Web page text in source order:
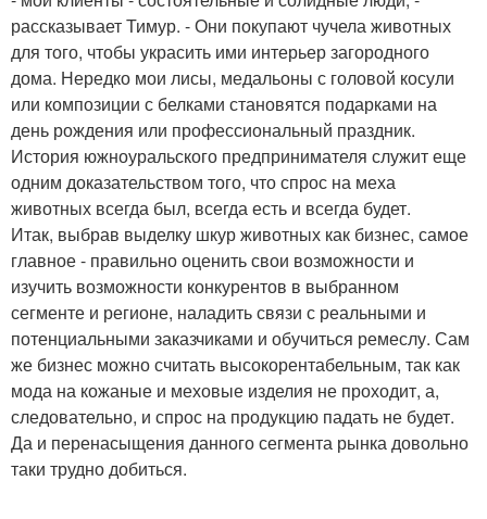
рассказывает Тимур. - Они покупают чучела животных
для того, чтобы украсить ими интерьер загородного
дома. Нередко мои лисы, медальоны с головой косули
или композиции с белками становятся подарками на
день рождения или профессиональный праздник.
История южноуральского предпринимателя служит еще
одним доказательством того, что спрос на меха
животных всегда был, всегда есть и всегда будет.
Итак, выбрав выделку шкур животных как бизнес, самое
главное - правильно оценить свои возможности и
изучить возможности конкурентов в выбранном
сегменте и регионе, наладить связи с реальными и
потенциальными заказчиками и обучиться ремеслу. Сам
же бизнес можно считать высокорентабельным, так как
мода на кожаные и меховые изделия не проходит, а,
следовательно, и спрос на продукцию падать не будет.
Да и перенасыщения данного сегмента рынка довольно
таки трудно добиться.